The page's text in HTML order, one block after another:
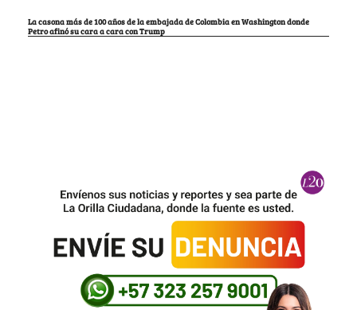
La casona más de 100 años de la embajada de Colombia en Washington donde
Petro afinó su cara a cara con Trump